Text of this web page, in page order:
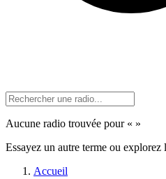
Aucune radio trouvée pour « »
Essayez un autre terme ou explorez
Accueil